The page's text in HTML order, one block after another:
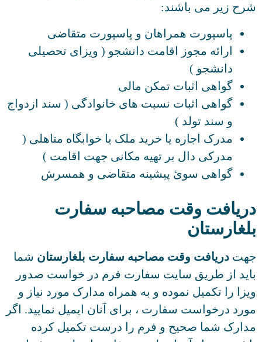
زیر می باشند:
پاسپورت همراهان و پاسپورت متقاضی
ارائه مجوز اقامت دانشجو ( ویزای تحصیلی
دانشجو )
گواهی اثبات تمکن مالی
گواهی اثبات نسبت های خانوادگی ( سند ازدواج
و سند تولد )
مدرک اجاره یا خرید ملک یا خوابگاه متاهلی (
مدرکی دال بر تهیه مکانی جهت اقامت )
گواهی سوئ پیشینه متقاضی و همسرش
وقت مصاحبه سفارت
دریافت وقت مصاحبه سفارت بلغارستانشما
از طریق سایت سفارت فرم در خواست صدور
را تکمیل نموده و به همراه مدارک مورد نیاز و
درخواست سفارت ، برای آنان ایمیل نمایید. اگر
شما صحیح و فرم را درست تکمیل کرده